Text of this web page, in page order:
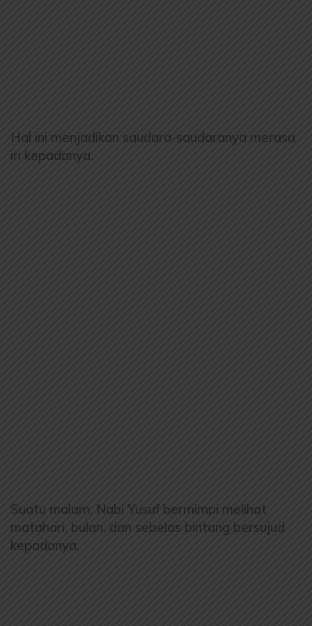
Hal ini menjadikan saudara-saudaranya merasa
iri kepadanya.
Suatu malam, Nabi Yusuf bermimpi melihat
matahari, bulan, dan sebelas bintang bersujud
kepadanya.